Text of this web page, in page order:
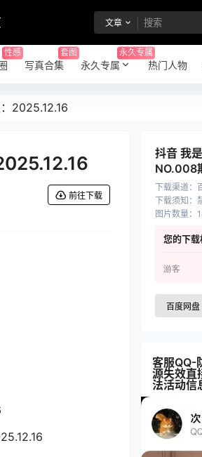
文章
性感
写真合集
套图
永久专属
永久专属
热门人物
2025.12.16
前往下载
抖音 我
NO.008
下载渠道：
下载须知 ：
图片数量：
您的下载
游客
百度网盘
客服QQ-
源失效直
法活动信